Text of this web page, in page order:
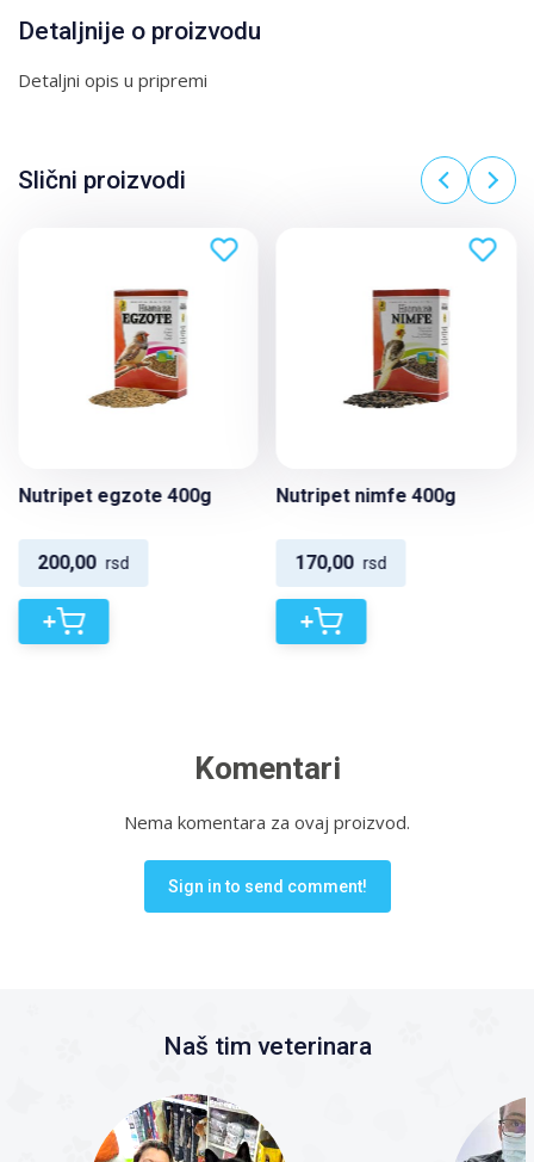
Detaljnije o proizvodu
Detaljni opis u pripremi
Slični proizvodi
Nutripet egzote 400g
200,00 rsd
+
Nutripet nimfe 400g
170,00 rsd
+
Komentari
Nema komentara za ovaj proizvod.
Sign in to send comment!
Naš tim veterinara